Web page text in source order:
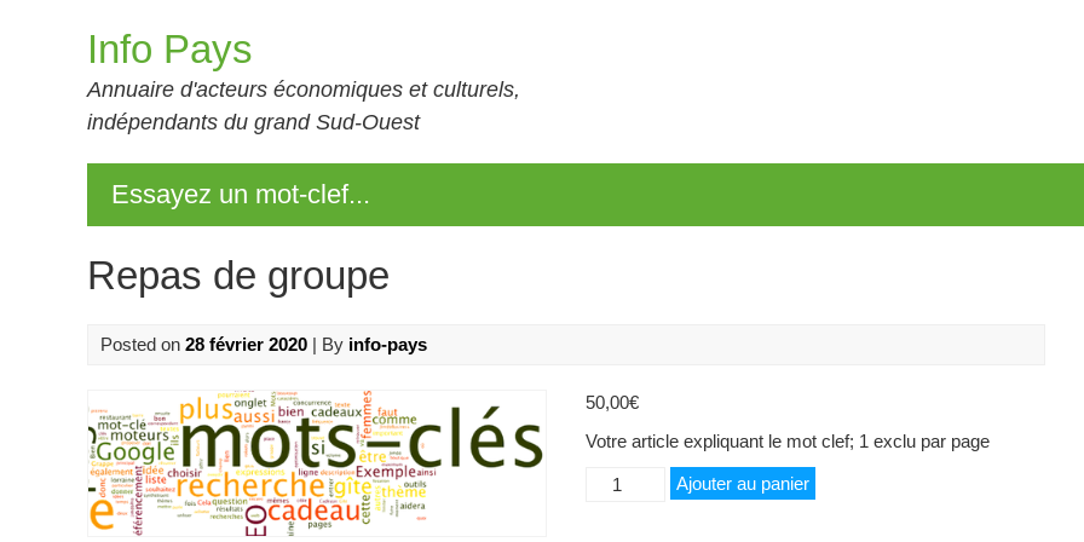
Info Pays
Annuaire d'acteurs économiques et culturels,
indépendants du grand Sud-Ouest
Essayez un mot-clef...
Repas de groupe
Posted on 28 février 2020 | By info-pays
50,00€
Votre article expliquant le mot clef; 1 exclu par page
quantité
Ajouter au panier